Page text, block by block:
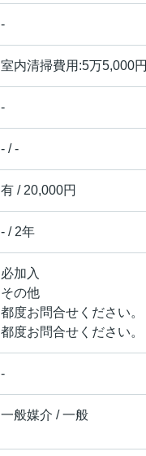
-
室内清掃費用:5万5,000円
-
- / -
有 / 20,000円
- / 2年
必加入
その他
都度お問合せください。
都度お問合せください。
-
一般媒介 / 一般